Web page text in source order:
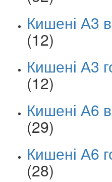
Кишені А3
(12)
Кишені А3
(12)
Кишені А6
(29)
Кишені А6
(28)